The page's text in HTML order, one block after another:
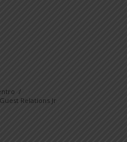
/
Relations Jr